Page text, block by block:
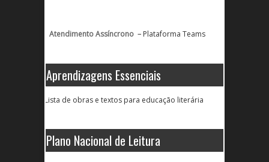
Atendimento Assíncrono – Plataforma Teams
Aprendizagens Essenciais
Lista de obras e textos para educação literária
Plano Nacional de Leitura